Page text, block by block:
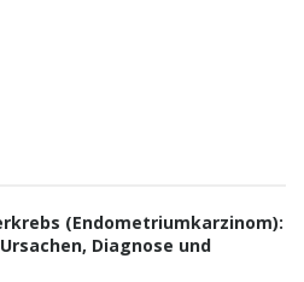
(Endometriumkarzinom):
Diagnose und